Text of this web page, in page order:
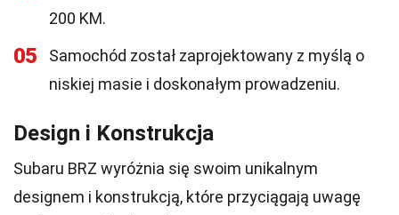
200 KM.
05
Samochód został zaprojektowany z myślą o
niskiej masie i doskonałym prowadzeniu.
Design i Konstrukcja
Subaru BRZ wyróżnia się swoim unikalnym
designem i konstrukcją, które przyciągają uwagę